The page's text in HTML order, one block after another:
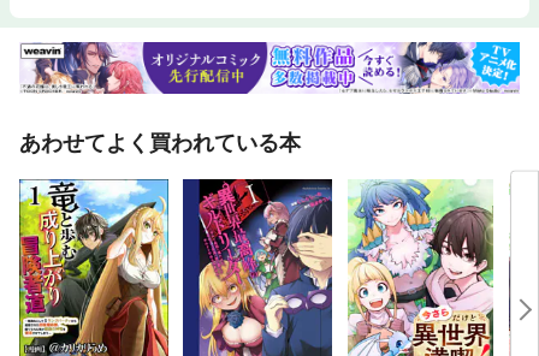
あわせてよく買われている本